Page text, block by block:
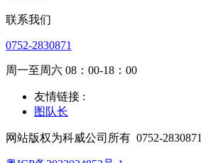
联系我们
0752-2830871
周一至周六 08：00-18：00
友情链接 :
图队长
网站版权为科威公司所有 0752-2830871